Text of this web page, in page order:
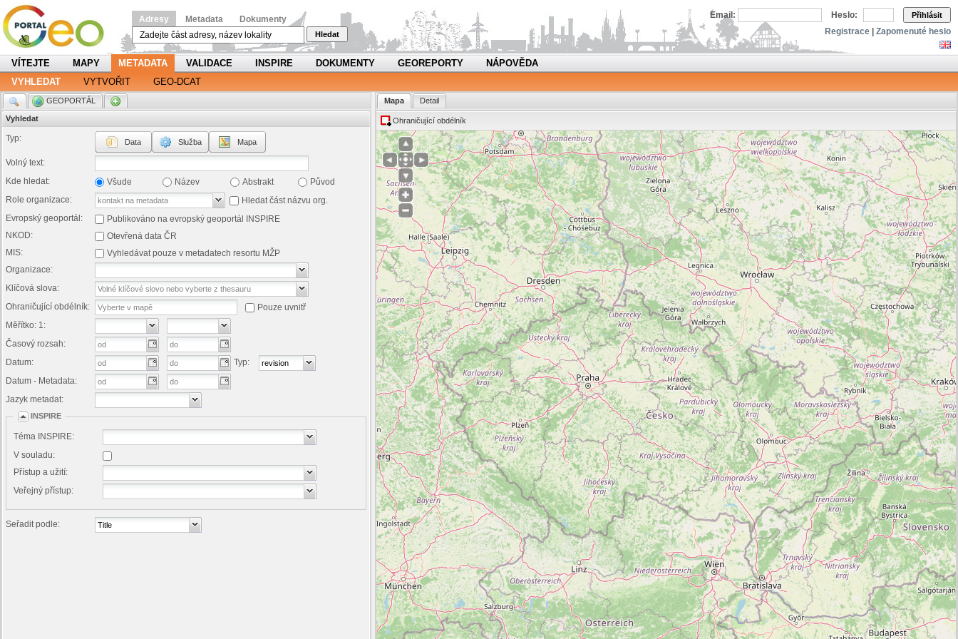
Adresy Metadata Dokumenty
Hledat
Email: Heslo: Přihlásit
Registrace Zapomenuté heslo
VÍTEJTE MAPY METADATA VALIDACE INSPIRE DOKUMENTY GEOREPORTY
NÁPOVĚDA
VYHLEDAT
VYTVOŘIT GEO-DCAT
GEOPORTÁL
Vyhledat
Typ: Data Služba Mapa
Volný text:
Kde hledat:
Všude Název Abstrakt
Původ
Role organizace:
Hledat část názvu org.
Evropský geoportál:
Publikováno na evropský geoportál INSPIRE
NKOD:
Otevřená data ČR
MIS:
Vyhledávat pouze v metadatech resortu MŽP
Organizace:
Klíčová slova:
Ohraničující obdélník:
Pouze uvnitř
Měřítko: 1:
Časový rozsah:
Datum:
Datum - Metadata:
Typ:
Jazyk metadat:
INSPIRE
Téma INSPIRE:
V souladu:
Přístup a užití:
Veřejný přístup:
Seřadit podle:
Mapa Detail
Ohraničující obdélník